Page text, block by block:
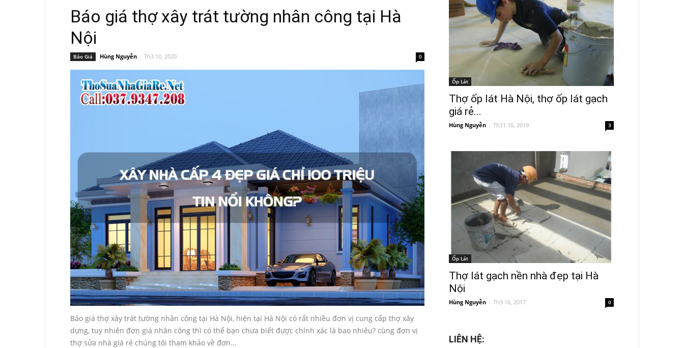
Báo giá thợ xây trát tường nhân công tại Hà
Nội
Báo Giá Hùng Nguyễn - Th3 10, 2020 0
Báo giá thợ xây trát tường nhân công tại Hà Nội, hiện tại Hà Nội có rất nhiều đơn vị cung cấp thợ xây
dựng, tuy nhiên đơn giá nhân công thì có thể bạn chưa biết được chính xác là bao nhiêu? cùng đơn vị
thợ sửa nhà giá rẻ chúng tôi tham khảo về đơn...
Ốp Lát
Thợ ốp lát Hà Nội, thợ ốp lát gạch
giá rẻ...
Hùng Nguyễn - Th11 16, 2019 3
Ốp Lát
Thợ lát gạch nền nhà đẹp tại Hà
Nội
Hùng Nguyễn - Th3 16, 2017 0
LIÊN HỆ: